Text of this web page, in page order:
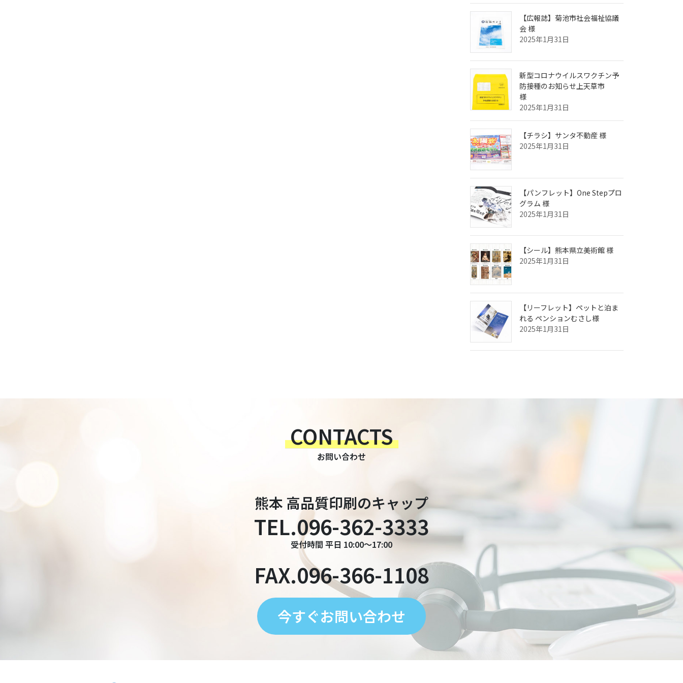
【広報誌】菊池市社会福祉協議
会 様
2025年1月31日
新型コロナウイルスワクチン予
防接種のお知らせ上天草市
様
2025年1月31日
【チラシ】サンタ不動産 様
2025年1月31日
【パンフレット】One Stepプロ
グラム 様
2025年1月31日
【シール】熊本県立美術館 様
2025年1月31日
【リーフレット】ペットと泊ま
れる ペンションむさし様
2025年1月31日
CONTACTS
お問い合わせ
熊本 高品質印刷のキャップ
TEL.096-362-3333
受付時間 平日 10:00〜17:00
FAX.096-366-1108
今すぐお問い合わせ